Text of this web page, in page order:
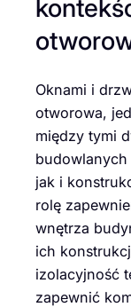
Oknami i
otworowa,
między tymi
jak i
rolę
wnętrza
ich
izolacyjność
zapewnić